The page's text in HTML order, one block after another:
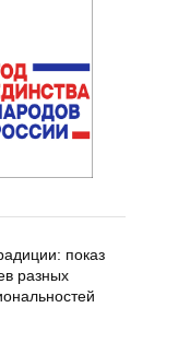
показ
разных